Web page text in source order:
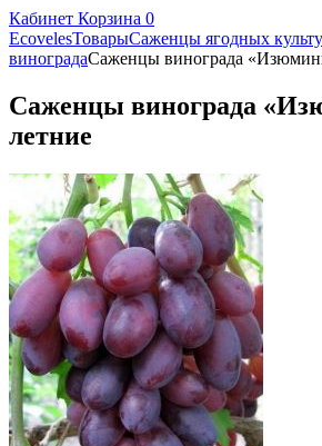
Кабинет Корзина 0
EcovelesТоварыСаженцы ягодных
виноградаСаженцы винограда
Саженцы винограда
летние